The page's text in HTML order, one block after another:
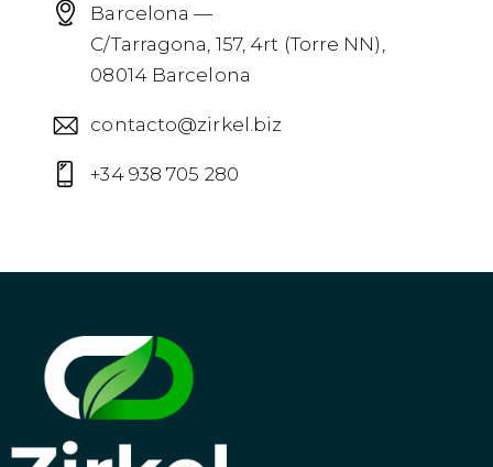
Barcelona —
C/Tarragona, 157, 4rt (Torre NN),
08014 Barcelona
contacto@zirkel.biz
+34 938 705 280